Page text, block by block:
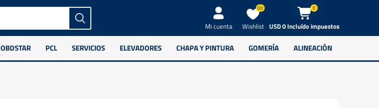
Mi cuenta Wishlist
(0) 0
USD 0 Incluído impuestos
OBDSTAR PCL SERVICIOS ELEVADORES CHAPA Y PINTURA GOMERÍA ALINEACIÓN